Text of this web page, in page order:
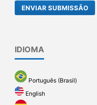
ENVIAR SUBMISSÃO
IDIOMA
Português (Brasil)
English